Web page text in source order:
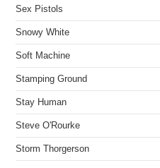
Sex Pistols
Snowy White
Soft Machine
Stamping Ground
Stay Human
Steve O'Rourke
Storm Thorgerson